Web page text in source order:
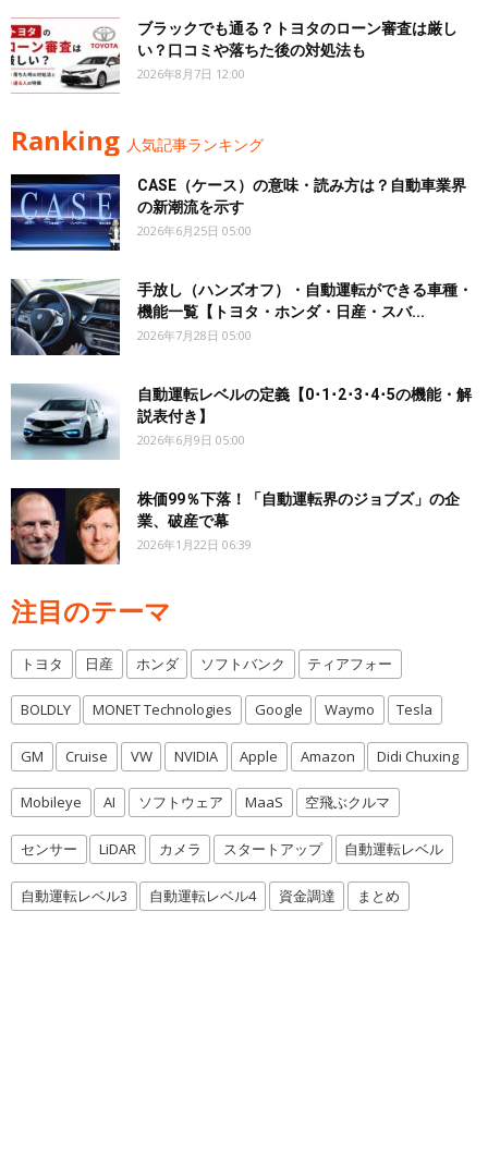
ブラックでも通る？トヨタのローン審査は厳し
い？口コミや落ちた後の対処法も
2026年8月7日 12:00
Ranking 人気記事ランキング
CASE（ケース）の意味・読み方は？自動車業界
の新潮流を示す
2026年6月25日 05:00
手放し（ハンズオフ）・自動運転ができる車種・
機能一覧【トヨタ・ホンダ・日産・スバ...
2026年7月28日 05:00
自動運転レベルの定義【0･1･2･3･4･5の機能・解
説表付き】
2026年6月9日 05:00
株価99％下落！「自動運転界のジョブズ」の企
業、破産で幕
2026年1月22日 06:39
注目のテーマ
トヨタ 日産 ホンダ ソフトバンク ティアフォー
BOLDLY MONET Technologies Google Waymo Tesla
GM Cruise VW NVIDIA Apple Amazon Didi Chuxing
Mobileye AI ソフトウェア MaaS 空飛ぶクルマ
センサー LiDAR カメラ スタートアップ 自動運転レベル
自動運転レベル3 自動運転レベル4 資金調達 まとめ